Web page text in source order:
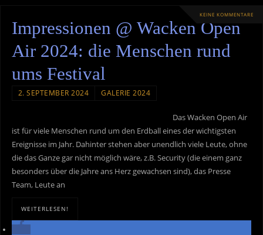
KEINE KOMMENTARE
Impressionen @ Wacken Open
Air 2024: die Menschen rund
ums Festival
2. SEPTEMBER 2024 GALERIE 2024
Das Wacken Open Air
ist für viele Menschen rund um den Erdball eines der wichtigsten
Ereignisse im Jahr. Dahinter stehen aber unendlich viele Leute, ohne
die das Ganze gar nicht möglich wäre, z.B. Security (die einem ganz
besonders über die Jahre ans Herz gewachsen sind), das Presse
Team, Leute an
WEITERLESEN!